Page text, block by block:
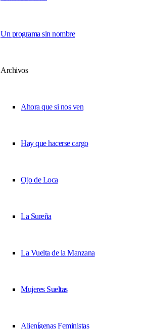
Un programa sin nombre
Archivos
Ahora que si nos ven
Hay que hacerse cargo
Ojo de Loca
La Sureña
La Vuelta de la Manzana
Mujeres Sueltas
Alienígenas Feministas